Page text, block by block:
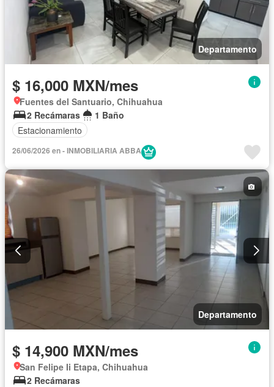
Departamento
$ 16,000 MXN/mes
Fuentes del Santuario, Chihuahua
2 Recámaras
1 Baño
Estacionamiento
26/06/2026 en - INMOBILIARIA ABBA
Departamento
$ 14,900 MXN/mes
San Felipe Ii Etapa, Chihuahua
2 Recámaras